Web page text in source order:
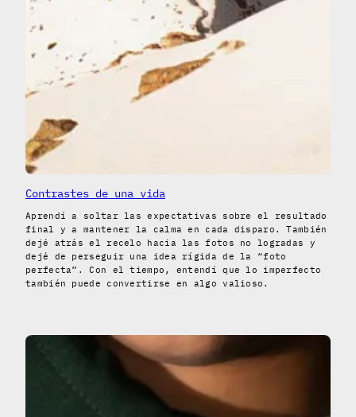
Contrastes de una vida
Aprendí a soltar las expectativas sobre el resultado
final y a mantener la calma en cada disparo. También
dejé atrás el recelo hacia las fotos no logradas y
dejé de perseguir una idea rígida de la “foto
perfecta”. Con el tiempo, entendí que lo imperfecto
también puede convertirse en algo valioso.